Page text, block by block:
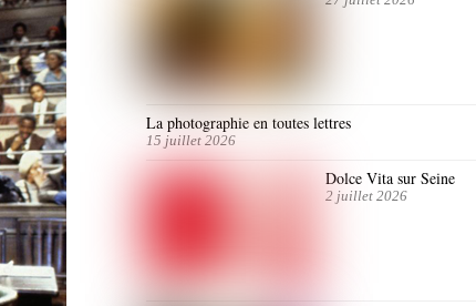
La photographie en toutes lettres
15 juillet 2026
Dolce Vita sur Seine
2 juillet 2026